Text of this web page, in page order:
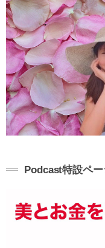
Podcast特設ペー